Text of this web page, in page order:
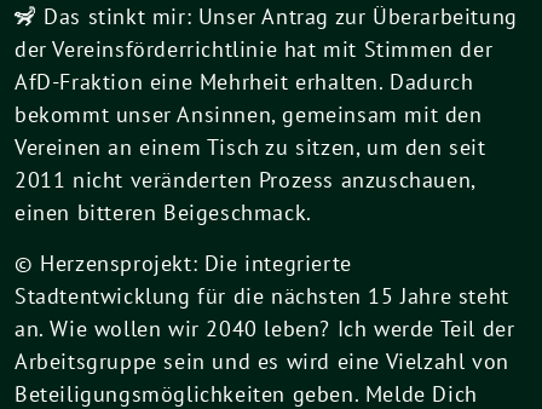
🦨 Das stinkt mir: Unser Antrag zur Überarbeitung
der Vereinsförderrichtlinie hat mit Stimmen der
AfD-Fraktion eine Mehrheit erhalten. Dadurch
bekommt unser Ansinnen, gemeinsam mit den
Vereinen an einem Tisch zu sitzen, um den seit
2011 nicht veränderten Prozess anzuschauen,
einen bitteren Beigeschmack.
© Herzensprojekt: Die integrierte
Stadtentwicklung für die nächsten 15 Jahre steht
an. Wie wollen wir 2040 leben? Ich werde Teil der
Arbeitsgruppe sein und es wird eine Vielzahl von
Beteiligungsmöglichkeiten geben. Melde Dich